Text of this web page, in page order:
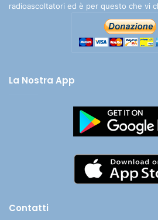
radioascoltatori ed è per questo che vi
La Nostra App
Contatti